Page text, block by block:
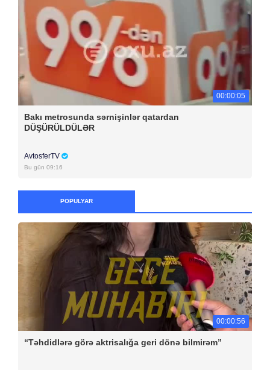
00:00:05
Bakı metrosunda sərnişinlər qatardan
DÜŞÜRÜLDÜLƏR
AvtosferTV
Bu gün 09:16
POPULYAR
00:00:56
“Təhdidlərə görə aktrisalığa geri dönə bilmirəm”